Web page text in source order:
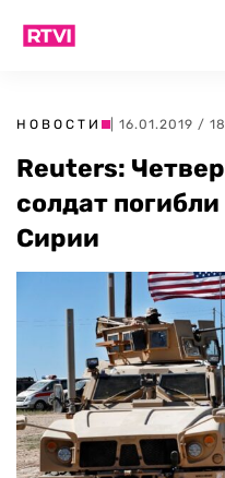
НОВОСТИ | 16.01.2019 /
Reuters:
солдат
Сирии